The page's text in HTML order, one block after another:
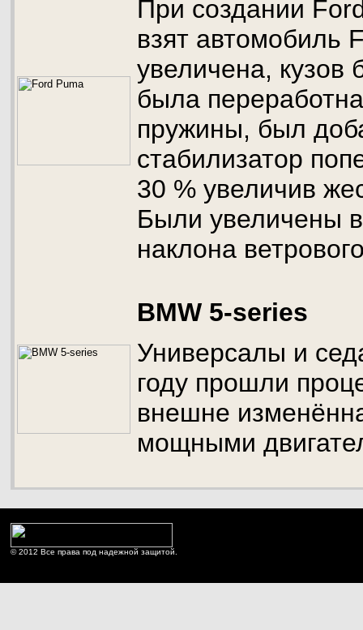
При создании
взят автомобиль
увеличена, кузов
была
пружины, был
стабилизатор
30 % увеличив
Были увеличены
наклона
BMW 5-series
Универсалы и
году прошли
внешне
мощными
© 2012 Все права под надежной защитой.